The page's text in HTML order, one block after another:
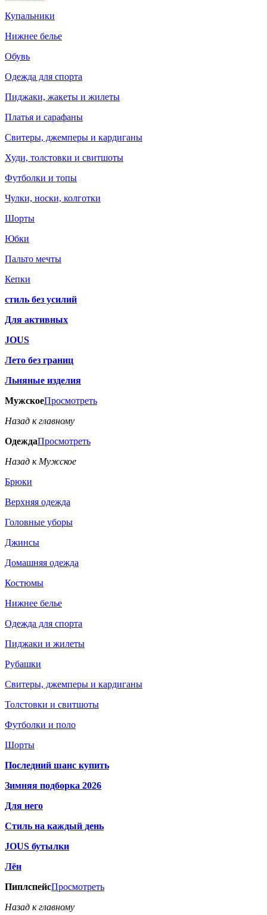
Купальники
Нижнее белье
Обувь
Одежда для спорта
Пиджаки, жакеты и жилеты
Платья и сарафаны
Свитеры, джемперы и кардиганы
Худи, толстовки и свитшоты
Футболки и топы
Чулки, носки, колготки
Шорты
Юбки
Пальто мечты
Кепки
стиль без усилий
Для активных
JOUS
Лето без границ
Льняные изделия
МужскоеПросмотреть
Назад к главному
ОдеждаПросмотреть
Назад к Мужское
Брюки
Верхняя одежда
Головные уборы
Джинсы
Домашняя одежда
Костюмы
Нижнее белье
Одежда для спорта
Пиджаки и жилеты
Рубашки
Свитеры, джемперы и кардиганы
Толстовки и свитшоты
Футболки и поло
Шорты
Последний шанс купить
Зимняя подборка 2026
Для него
Стиль на каждый день
JOUS бутылки
Лён
ПиплспейсПросмотреть
Назад к главному